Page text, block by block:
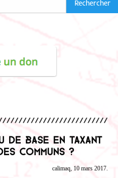
de base en taxant
Communs ?
calimaq, 10 mars 2017.